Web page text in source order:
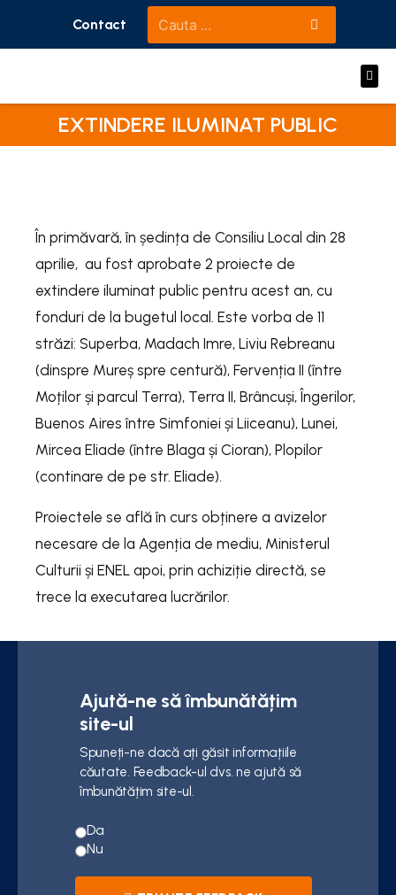
Contact
EXTINDERE ILUMINAT PUBLIC
În primăvară, în ședința de Consiliu Local din 28
aprilie, au fost aprobate 2 proiecte de
extindere iluminat public pentru acest an, cu
fonduri de la bugetul local. Este vorba de 11
străzi: Superba, Madach Imre, Liviu Rebreanu
(dinspre Mureș spre centură), Fervenția II (între
Moților și parcul Terra), Terra II, Brâncuși, Îngerilor,
Buenos Aires între Simfoniei și Liiceanu), Lunei,
Mircea Eliade (între Blaga și Cioran), Plopilor
(continare de pe str. Eliade).
Proiectele se află în curs obținere a avizelor
necesare de la Agenția de mediu, Ministerul
Culturii și ENEL apoi, prin achiziție directă, se
trece la executarea lucrărilor.
Ajută-ne să îmbunătățim
site-ul
Spuneți-ne dacă ați găsit informațiile
căutate. Feedback-ul dvs. ne ajută să
îmbunătățim site-ul.
Da
Nu